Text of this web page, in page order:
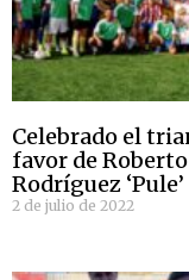
Celebrado el
favor de
Rodríguez ‘Pule’
2 de julio de 2022